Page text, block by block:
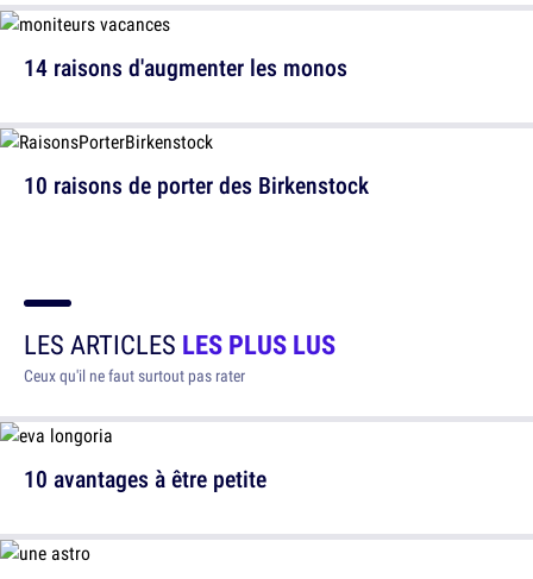
14 raisons d'augmenter les monos
10 raisons de porter des Birkenstock
LES ARTICLES LES PLUS LUS
Ceux qu'il ne faut surtout pas rater
10 avantages à être petite